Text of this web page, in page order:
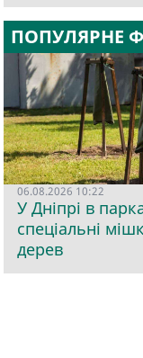
ПОПУЛЯРНЕ
06.08.2026 10:22
У Дніпрі в
спеціальні
дерев